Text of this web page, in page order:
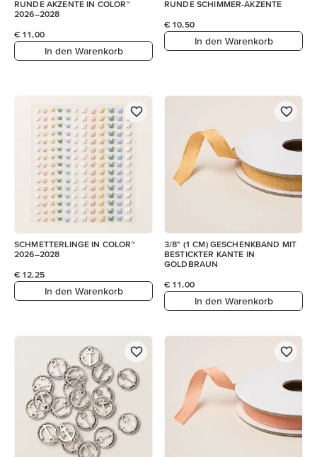
RUNDE AKZENTE IN COLOR™
2026–2028
€ 11,00
In den Warenkorb
RUNDE SCHIMMER-AKZENTE
€ 10,50
In den Warenkorb
SCHMETTERLINGE IN COLOR™
2026–2028
€ 12,25
In den Warenkorb
3/8" (1 CM) GESCHENKBAND MIT
BESTICKTER KANTE IN
GOLDBRAUN
€ 11,00
In den Warenkorb